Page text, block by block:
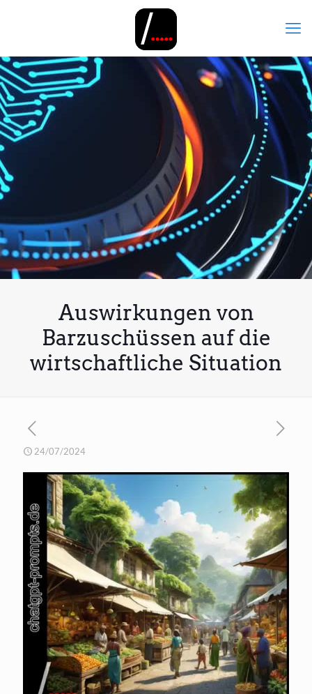
Auswirkungen von
Barzuschüssen auf die
wirtschaftliche Situation
24/07/2024